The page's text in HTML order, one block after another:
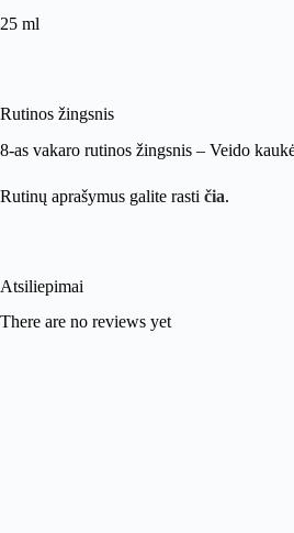
25 ml
Rutinos žingsnis
8-as vakaro rutinos žingsnis – Veido
Rutinų aprašymus galite rasti čia.
Atsiliepimai
There are no reviews yet